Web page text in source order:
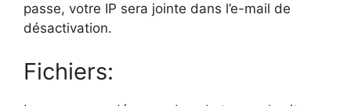
passe, votre IP sera jointe dans l’e-mail de
désactivation.
Fichiers: